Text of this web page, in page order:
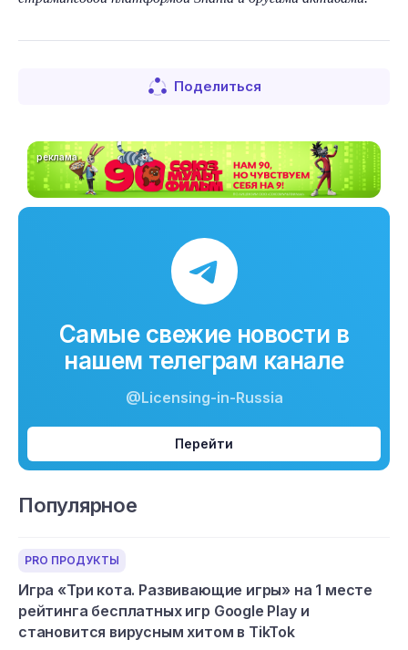
Поделиться
реклама
Самые свежие новости в
нашем телеграм канале
@Licensing-in-Russia
Перейти
Популярное
PRO ПРОДУКТЫ
Игра «Три кота. Развивающие игры» на 1 месте
рейтинга бесплатных игр Google Play и
становится вирусным хитом в TikTok